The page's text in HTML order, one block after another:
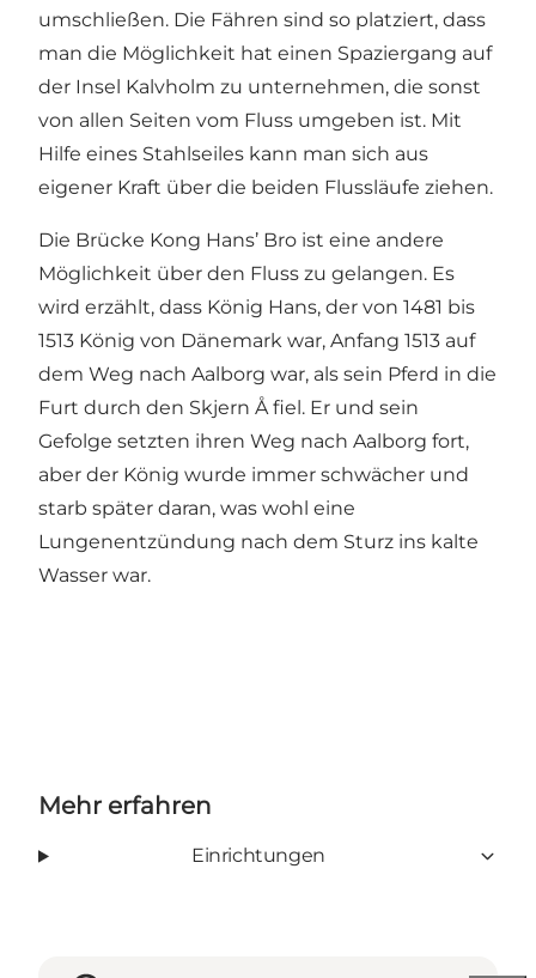
umschließen. Die Fähren sind so platziert, dass
man die Möglichkeit hat einen Spaziergang auf
der Insel Kalvholm zu unternehmen, die sonst
von allen Seiten vom Fluss umgeben ist. Mit
Hilfe eines Stahlseiles kann man sich aus
eigener Kraft über die beiden Flussläufe ziehen.
Die Brücke Kong Hans’ Bro ist eine andere
Möglichkeit über den Fluss zu gelangen. Es
wird erzählt, dass König Hans, der von 1481 bis
1513 König von Dänemark war, Anfang 1513 auf
dem Weg nach Aalborg war, als sein Pferd in die
Furt durch den Skjern Å fiel. Er und sein
Gefolge setzten ihren Weg nach Aalborg fort,
aber der König wurde immer schwächer und
starb später daran, was wohl eine
Lungenentzündung nach dem Sturz ins kalte
Wasser war.
Mehr erfahren
Einrichtungen